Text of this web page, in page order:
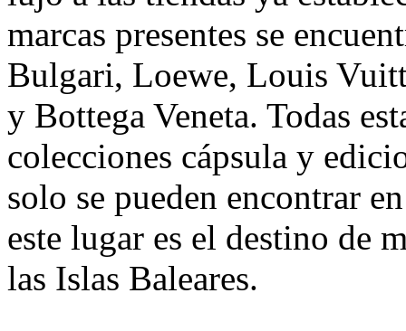
marcas presentes se
Bulgari, Loewe, Louis
y Bottega Veneta. Todas
colecciones cápsula y
solo se pueden encontrar
este lugar es el destino de
las Islas Baleares.